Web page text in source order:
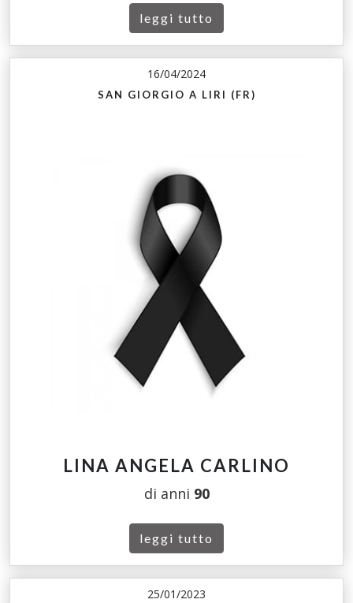
leggi tutto
16/04/2024
SAN GIORGIO A LIRI (FR)
LINA ANGELA CARLINO
di anni 90
leggi tutto
25/01/2023